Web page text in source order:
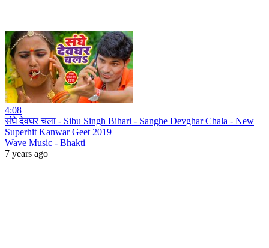
4:08
संघे देवघर चला - Sibu Singh Bihari - Sanghe Devghar Chala - New
Superhit Kanwar Geet 2019
Wave Music - Bhakti
7 years ago